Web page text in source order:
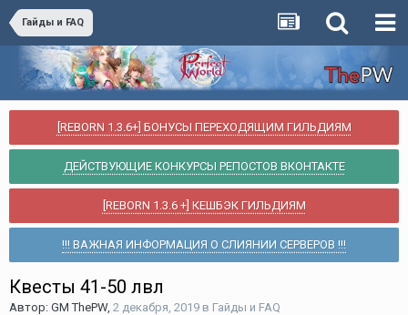
Гайды и FAQ
[REBORN 1.3.6+] БОНУСЫ ПЕРЕХОДЯЩИМ ГИЛЬДИЯМ
ДЕЙСТВУЮЩИЕ КОНКУРСЫ РЕПОСТОВ ВКОНТАКТЕ
[REBORN 1.3.6 +] КЕШБЭК ГИЛЬДИЯМ
!!! ВАЖНАЯ ИНФОРМАЦИЯ О СЛИЯНИИ СЕРВЕРОВ !!!
Квесты 41-50 лвл
Автор: GM ThePW, 2 декабря, 2019 в Гайды и FAQ